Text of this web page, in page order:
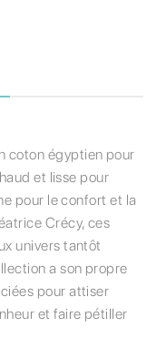
coton égyptien pour
et lisse pour
pour le confort et la
Crécy, ces
univers tantôt
a son propre
pour attiser
et faire pétiller